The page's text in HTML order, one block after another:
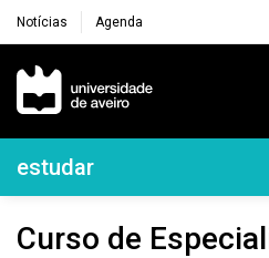
Notícias Agenda
Navegação Principal
Navegação Lateral
estudar
Curso de Especialização em